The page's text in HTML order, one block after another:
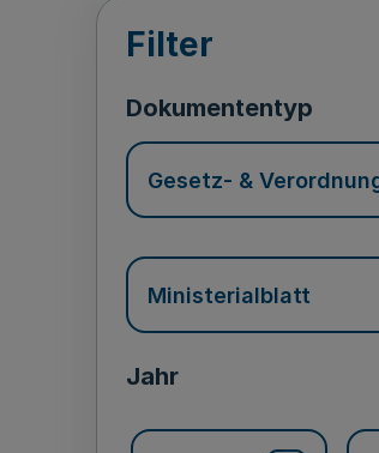
Filter
Dokumententyp
Gesetz- &
Ministerialblatt
Jahr